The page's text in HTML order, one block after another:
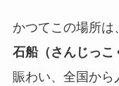
かつてこの場所は、
石船（さんじっこ
賑わい、全国から